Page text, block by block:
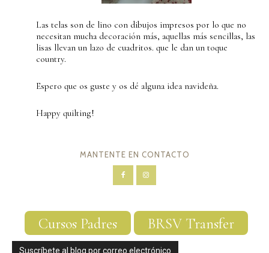
Las telas son de lino con dibujos impresos por lo que no
necesitan mucha decoración más, aquellas más sencillas, las
lisas llevan un lazo de cuadritos. que le dan un toque
country.
Espero que os guste y os dé alguna idea navideña.
Happy quilting!
MANTENTE EN CONTACTO
Cursos Padres BRSV Transfer
Suscríbete al blog por correo electrónico